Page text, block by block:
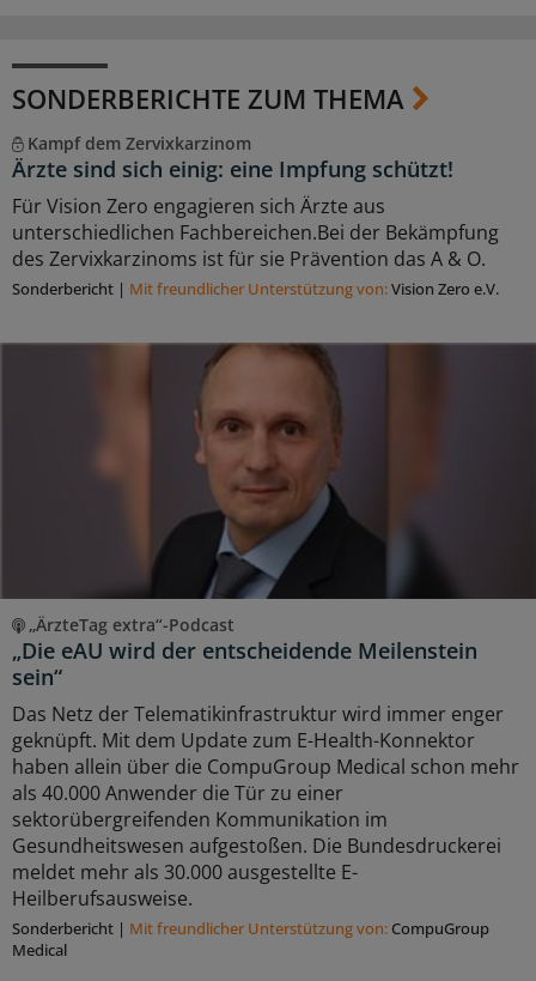
SONDERBERICHTE ZUM THEMA
Kampf dem Zervixkarzinom
Ärzte sind sich einig: eine Impfung schützt!
Für Vision Zero engagieren sich Ärzte aus
unterschiedlichen Fachbereichen.Bei der Bekämpfung
des Zervixkarzinoms ist für sie Prävention das A & O.
Sonderbericht | Mit freundlicher Unterstützung von:Vision Zero e.V.
„ÄrzteTag extra“-Podcast
„Die eAU wird der entscheidende Meilenstein
sein“
Das Netz der Telematikinfrastruktur wird immer enger
geknüpft. Mit dem Update zum E-Health-Konnektor
haben allein über die CompuGroup Medical schon mehr
als 40.000 Anwender die Tür zu einer
sektorübergreifenden Kommunikation im
Gesundheitswesen aufgestoßen. Die Bundesdruckerei
meldet mehr als 30.000 ausgestellte E-
Heilberufsausweise.
Sonderbericht | Mit freundlicher Unterstützung von: CompuGroup
Medical